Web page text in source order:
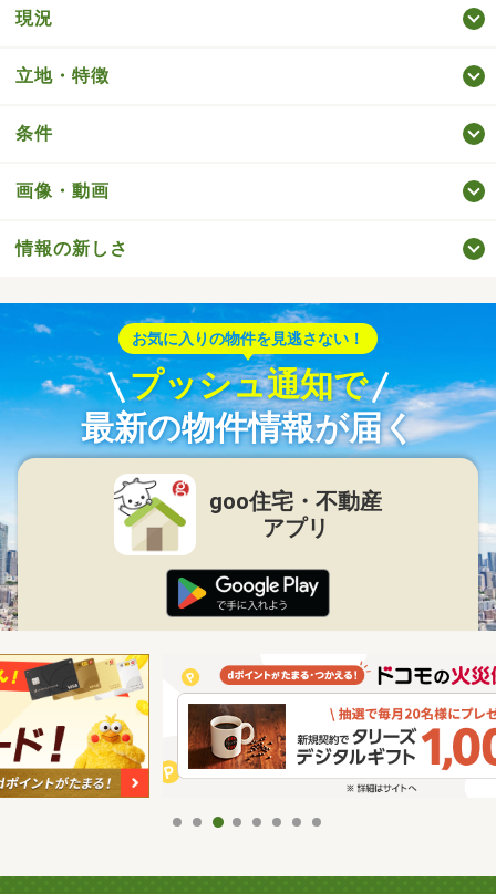
現況
立地・特徴
条件
画像・動画
情報の新しさ
お気に入りの物件を見逃さない！
プッシュ通知で
最新の物件情報が届く
goo住宅・不動産
アプリ